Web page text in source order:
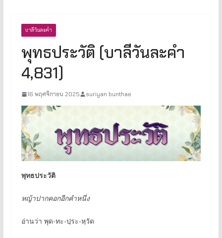
บาลีวันละคำ
พุทธประวัติ (บาลีวันละคำ
4,831)
16 พฤศจิกายน 2025 suriyan bunthae
พุทธประวัติ
หญ้าปากคอกอีกคำหนึ่ง
อ่านว่า พุด-ทะ-ปฺระ-หฺวัด